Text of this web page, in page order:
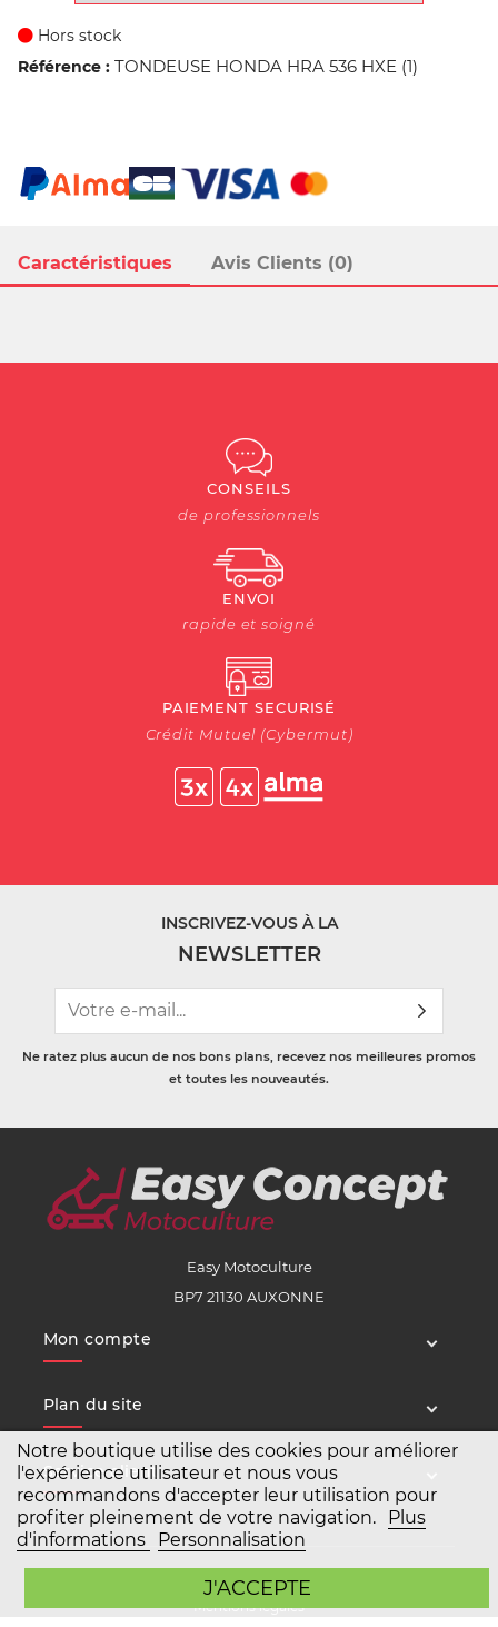
Notre boutique utilise des cookies pour améliorer
l'expérience utilisateur et nous vous
recommandons d'accepter leur utilisation pour
profiter pleinement de votre navigation.
Plus
d'informations
Personnalisation
J'ACCEPTE
Caractéristiques Avis Clients (0)
Hors stock
Référence : TONDEUSE HONDA HRA 536 HXE (1)
CONSEILS
de professionnels
ENVOI
rapide et soigné
PAIEMENT SECURISÉ
Crédit Mutuel (Cybermut)
INSCRIVEZ-VOUS À LA
NEWSLETTER
Ne ratez plus aucun de nos bons plans, recevez nos meilleures promos
et toutes les nouveautés.
Easy Motoculture
BP7 21130 AUXONNE
Mon compte
Plan du site
Service client
Copyright Easy Motoculture 2026
Mentions légales